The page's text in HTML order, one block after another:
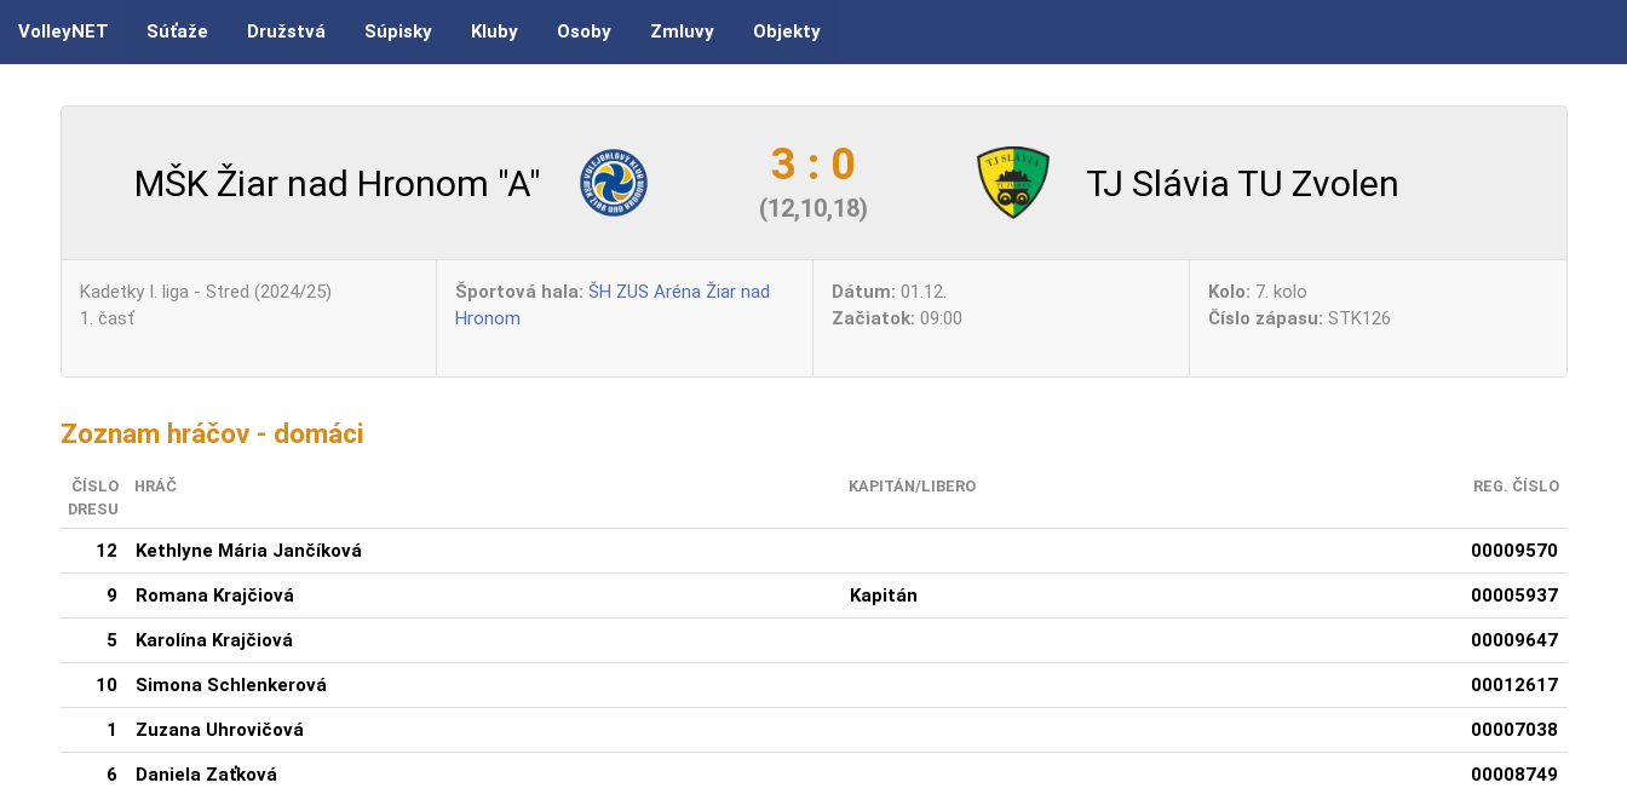
VolleyNET Súťaže Družstvá Súpisky Kluby Osoby Zmluvy Objekty
MŠK Žiar nad Hronom "A" 3 : 0
(12,10,18)
TJ Slávia TU Zvolen
Kadetky I. liga - Stred (2024/25)
1. časť
Športová hala: ŠH ZUS Aréna Žiar nad
Hronom
Dátum: 01.12.
Začiatok: 09:00
Kolo: 7. kolo
Číslo zápasu: STK126
Zoznam hráčov - domáci
ČÍSLO
DRESU
HRÁČ KAPITÁN/LIBERO REG. ČÍSLO
12 Kethlyne Mária Jančíková 00009570
9 Romana Krajčiová Kapitán 00005937
5 Karolína Krajčiová 00009647
10 Simona Schlenkerová 00012617
1 Zuzana Uhrovičová 00007038
6 Daniela Zaťková 00008749